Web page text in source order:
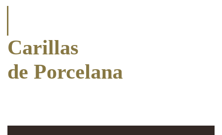
Carillas
de Porcelana